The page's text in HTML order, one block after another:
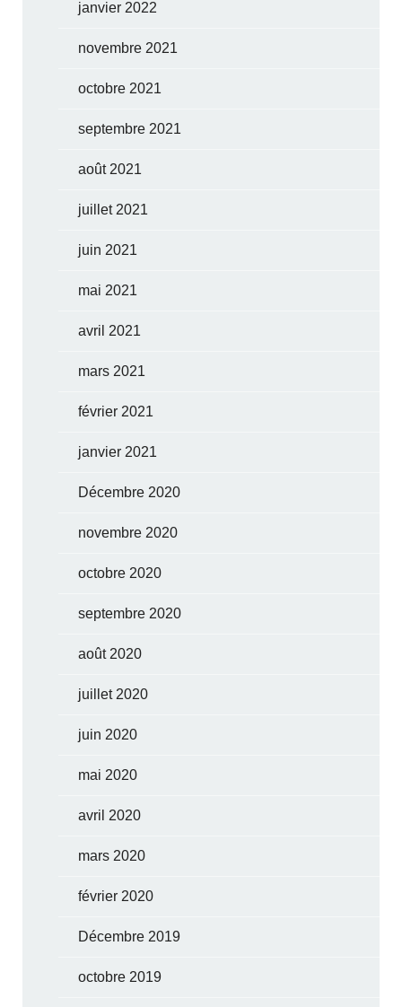
janvier 2022
novembre 2021
octobre 2021
septembre 2021
août 2021
juillet 2021
juin 2021
mai 2021
avril 2021
mars 2021
février 2021
janvier 2021
Décembre 2020
novembre 2020
octobre 2020
septembre 2020
août 2020
juillet 2020
juin 2020
mai 2020
avril 2020
mars 2020
février 2020
Décembre 2019
octobre 2019